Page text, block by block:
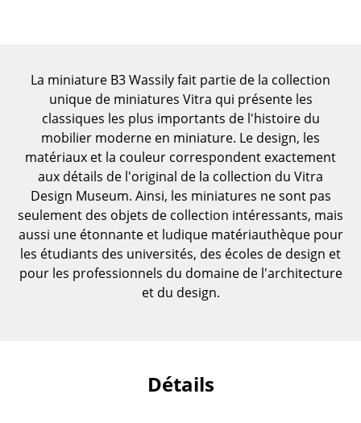
Tables de conférence et Pupitres
Tables hautes & Pupitres
Tables enfants
Table de jardin
Chariots & Dessertes
Pièces détachées
... voir toutes les tables
La miniature B3 Wassily fait partie de la collection
unique de miniatures Vitra qui présente les
classiques les plus importants de l'histoire du
mobilier moderne en miniature. Le design, les
matériaux et la couleur correspondent exactement
aux détails de l'original de la collection du Vitra
Design Museum. Ainsi, les miniatures ne sont pas
seulement des objets de collection intéressants, mais
aussi une étonnante et ludique matériauthèque pour
les étudiants des universités, des écoles de design et
pour les professionnels du domaine de l'architecture
et du design.
Détails